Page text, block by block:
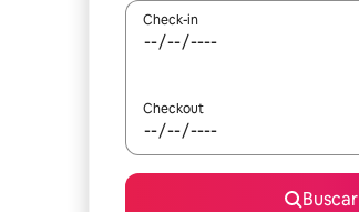
Check-in
Checkout
Buscar